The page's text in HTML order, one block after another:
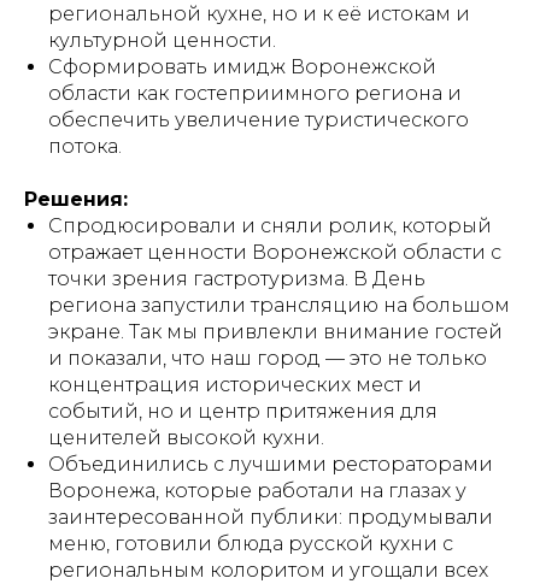
региональной кухне, но и к её истокам и
культурной ценности.
Сформировать имидж Воронежской
области как гостеприимного региона и
обеспечить увеличение туристического
потока.
Решения:
Спродюсировали и сняли ролик, который
отражает ценности Воронежской области с
точки зрения гастротуризма. В День
региона запустили трансляцию на большом
экране. Так мы привлекли внимание гостей
и показали, что наш город — это не только
концентрация исторических мест и
событий, но и центр притяжения для
ценителей высокой кухни.
Объединились с лучшими рестораторами
Воронежа, которые работали на глазах у
заинтересованной публики: продумывали
меню, готовили блюда русской кухни с
региональным колоритом и угощали всех